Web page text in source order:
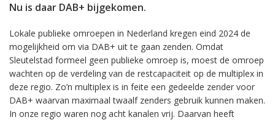
Nu is daar DAB+ bijgekomen.
Lokale publieke omroepen in Nederland kregen eind 2024 de
mogelijkheid om via DAB+ uit te gaan zenden. Omdat
Sleutelstad formeel geen publieke omroep is, moest de omroep
wachten op de verdeling van de restcapaciteit op de multiplex in
deze regio. Zo’n multiplex is in feite een gedeelde zender voor
DAB+ waarvan maximaal twaalf zenders gebruik kunnen maken.
In onze regio waren nog acht kanalen vrij. Daarvan heeft